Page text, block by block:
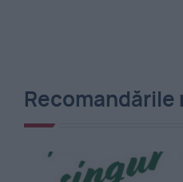
Recomandările